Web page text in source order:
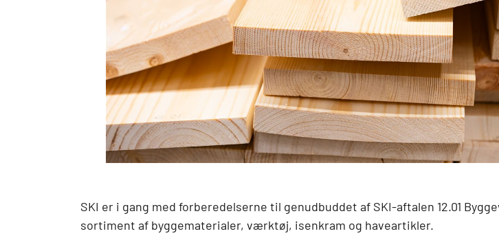
SKI er i gang med forberedelserne til genudbuddet af SKI-aftalen 12.01
sortiment af byggematerialer, værktøj, isenkram og haveartikler.